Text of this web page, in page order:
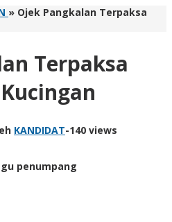
» Ojek Pangkalan Terpaksa
Terpaksa
KANDIDAT-140 views
penumpang